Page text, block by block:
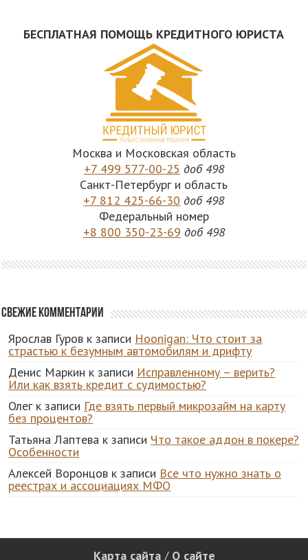
БЕСПЛАТНАЯ ПОМОЩЬ КРЕДИТНОГО ЮРИСТА
Москва и Московская область
+7 499 577-00-25 доб 498
Санкт-Петербург и область
+7 812 425-66-30 доб 498
Федеральный номер
+8 800 350-23-69 доб 498
Свежие комментарии
Ярослав Гуров к записи Hoonigan: Что стоит за
страстью к безумным автомобилям и дрифту
Денис Маркин к записи Исправленному – верить?
Или как взять кредит с судимостью?
Олегк записи Где взять первый микрозайм на карту
без процентов?
Татьяна Лаптева к записи Что такое аддон в покере?
Особенности
Алексей Воронцов к записи Все что нужно знать о
реестрах и ассоциациях МФО
Карта сайта/ О сайте